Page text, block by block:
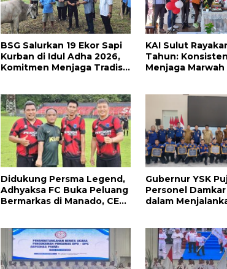
BSG Salurkan 19 Ekor Sapi
Kurban di Idul Adha 2026,
Komitmen Menjaga Tradisi
KAI Sulut
Tahun:
Menjaga
Didukung Persma Legend,
Adhyaksa FC Buka Peluang
Bermarkas di Manado, CEO:
Gubernur YSK
Personel
dalam